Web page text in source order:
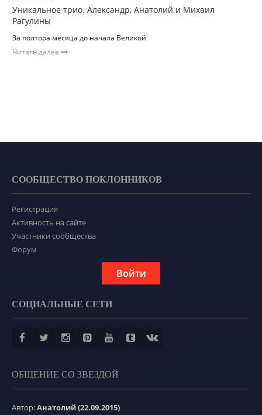
Уникальное трио. Александр, Анатолий и Михаил
Рагулины
За полтора месяца до начала Великой
Читать далее
СООБЩЕСТВО ПОКЛОННИКОВ
Регистрация
Активность на сайте
Участники сообщества
Форум
Войти
СОЦИАЛЬНЫЕ СЕТИ
ОБЩЕНИЕ СО ЗВЕЗДОЙ
Автор:Анатолий (22.09.2015)